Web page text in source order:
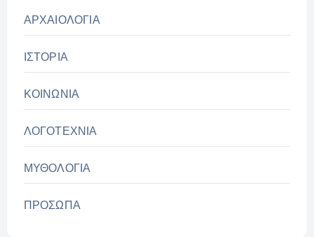
ΑΡΧΑΙΟΛΟΓΙΑ
ΙΣΤΟΡΙΑ
ΚΟΙΝΩΝΙΑ
ΛΟΓΟΤΕΧΝΙΑ
ΜΥΘΟΛΟΓΙΑ
ΠΡΟΣΩΠΑ